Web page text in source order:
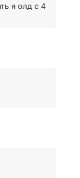
я олд с 4